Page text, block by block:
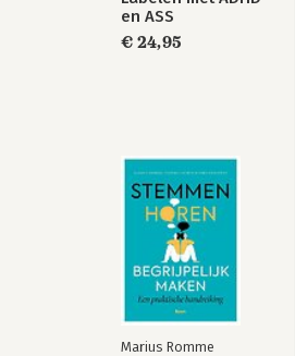
en ASS
€ 24,95
Marius Romme